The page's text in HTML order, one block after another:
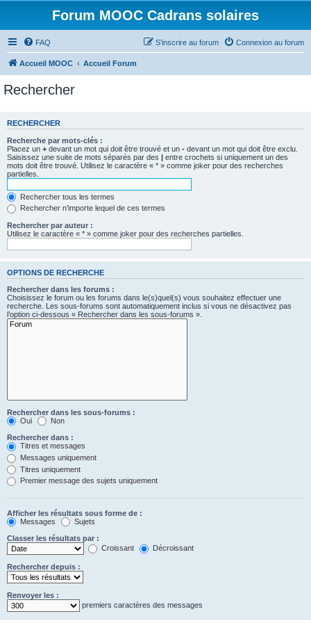
Forum MOOC Cadrans solaires
FAQ Connexion au forum
S’inscrire au forum
Accueil MOOC Accueil Forum
Rechercher
RECHERCHER
Recherche par mots-clés :
Placez un + devant un mot qui doit être trouvé et un - devant un mot qui doit être exclu.
Saisissez une suite de mots séparés par des | entre crochets si uniquement un des
mots doit être trouvé. Utilisez le caractère « * » comme joker pour des recherches
partielles.
Rechercher tous les termes
Rechercher n’importe lequel de ces termes
Rechercher par auteur :
Utilisez le caractère « * » comme joker pour des recherches partielles.
OPTIONS DE RECHERCHE
Rechercher dans les forums :
Choisissez le forum ou les forums dans le(s)quel(s) vous souhaitez effectuer une
recherche. Les sous-forums sont automatiquement inclus si vous ne désactivez pas
l’option ci-dessous « Rechercher dans les sous-forums ».
Rechercher dans les sous-forums :
Oui
Non
Rechercher dans :
Titres et messages
Messages uniquement
Titres uniquement
Premier message des sujets uniquement
Afficher les résultats sous forme de :
Messages
Sujets
Classer les résultats par :
Croissant
Décroissant
Rechercher depuis :
Renvoyer les :
premiers caractères des messages